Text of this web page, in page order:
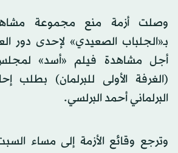
وصلت أزمة منع مجموعة
بـ«الجلباب الصعيدي» لإحدى
أجل مشاهدة فيلم «أسد»
(الغرفة الأولى للبرلمان)
البرلماني أحمد البرلسي.
وترجع وقائع الأزمة إلى مساء